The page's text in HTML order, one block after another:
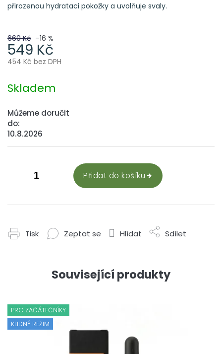
660 Kč –16 %
549 Kč
454 Kč bez DPH
cena:
Skladem
Můžeme doručit
do:
10.8.2026
Přidat do košíku
přirozenou hydrataci pokožky a uvolňuje svaly.
Tisk Zeptat se Hlídat Sdílet
Související produkty
PRO ZAČÁTEČNÍKY
KLIDNÝ REŽIM